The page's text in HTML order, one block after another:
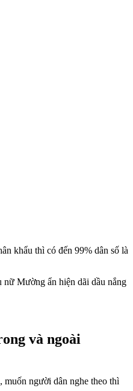
khẩu thì có đến 99% dân số là
Mường ẩn hiện dãi dầu nắng
và ngoài
người dân nghe theo thì